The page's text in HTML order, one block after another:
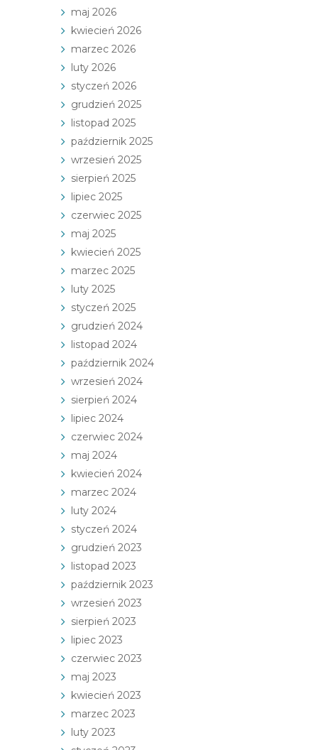
maj 2026
kwiecień 2026
marzec 2026
luty 2026
styczeń 2026
grudzień 2025
listopad 2025
październik 2025
wrzesień 2025
sierpień 2025
lipiec 2025
czerwiec 2025
maj 2025
kwiecień 2025
marzec 2025
luty 2025
styczeń 2025
grudzień 2024
listopad 2024
październik 2024
wrzesień 2024
sierpień 2024
lipiec 2024
czerwiec 2024
maj 2024
kwiecień 2024
marzec 2024
luty 2024
styczeń 2024
grudzień 2023
listopad 2023
październik 2023
wrzesień 2023
sierpień 2023
lipiec 2023
czerwiec 2023
maj 2023
kwiecień 2023
marzec 2023
luty 2023